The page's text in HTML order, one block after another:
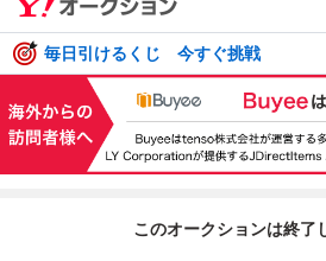
毎日引けるくじ 今すぐ挑戦
このオークションは終了